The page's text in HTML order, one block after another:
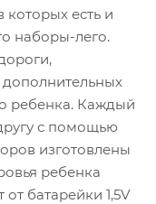
есть и
наборы-лего.
ребенка. Каждый
с помощью
изготовлены
ребенка
батарейки 1,5V